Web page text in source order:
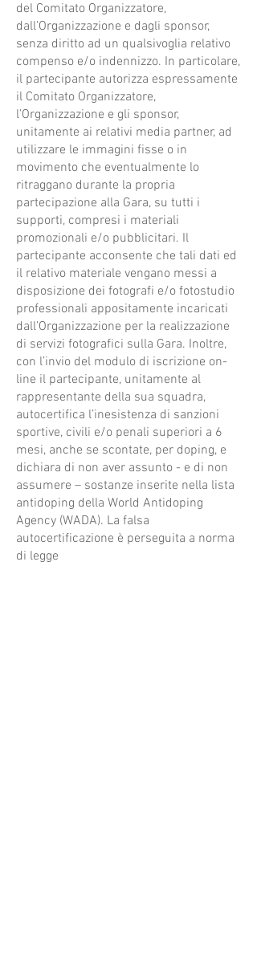
del Comitato Organizzatore,
dall’Organizzazione e dagli sponsor,
senza diritto ad un qualsivoglia relativo
compenso e/o indennizzo. In particolare,
il partecipante autorizza espressamente
il Comitato Organizzatore,
l’Organizzazione e gli sponsor,
unitamente ai relativi media partner, ad
utilizzare le immagini fisse o in
movimento che eventualmente lo
ritraggano durante la propria
partecipazione alla Gara, su tutti i
supporti, compresi i materiali
promozionali e/o pubblicitari. Il
partecipante acconsente che tali dati ed
il relativo materiale vengano messi a
disposizione dei fotografi e/o fotostudio
professionali appositamente incaricati
dall’Organizzazione per la realizzazione
di servizi fotografici sulla Gara. Inoltre,
con l’invio del modulo di iscrizione on-
line il partecipante, unitamente al
rappresentante della sua squadra,
autocertifica l’inesistenza di sanzioni
sportive, civili e/o penali superiori a 6
mesi, anche se scontate, per doping, e
dichiara di non aver assunto - e di non
assumere – sostanze inserite nella lista
antidoping della World Antidoping
Agency (WADA). La falsa
autocertificazione è perseguita a norma
di legge